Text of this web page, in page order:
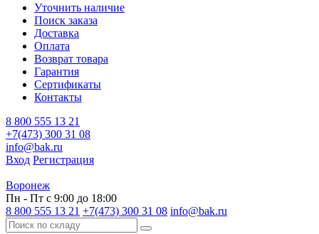
Уточнить наличие
Поиск заказа
Доставка
Оплата
Возврат товара
Гарантия
Сертификаты
Контакты
8 800 555 13 21
+7(473) 300 31 08
info@bak.ru
Вход Регистрация
Воронеж
Пн - Пт с 9:00 до 18:00
8 800 555 13 21 +7(473) 300 31 08 info@bak.ru